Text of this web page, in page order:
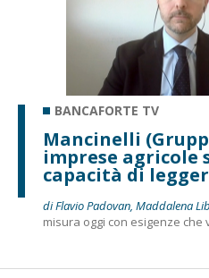
BANCAFORTE TV
Mancinelli
imprese agricole
capacità di
di Flavio Padovan, Maddalena
misura oggi con esigenze